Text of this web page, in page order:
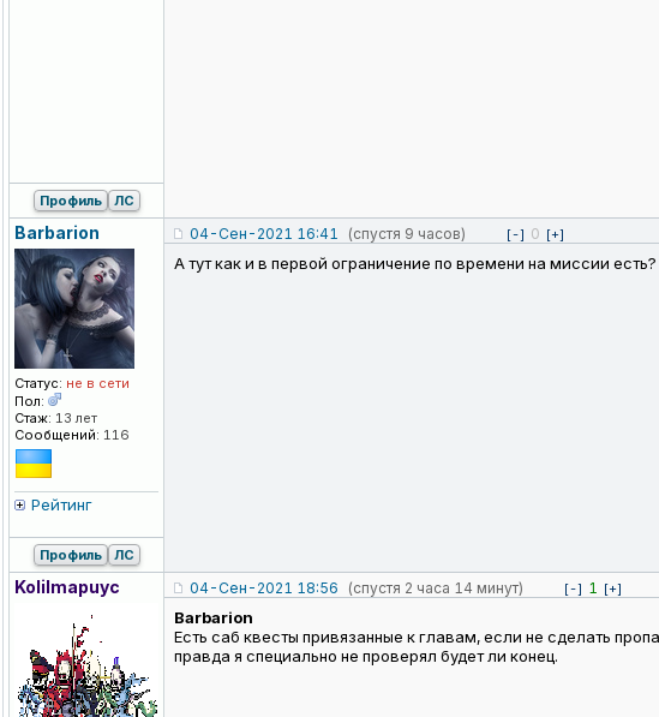
Профиль ЛС
Barbarion
Статус: не в сети
Пол:
Стаж: 13 лет
Сообщений: 116
Рейтинг
04-Сен-2021 16:41 (спустя 9 часов) [-] 0 [+]
А тут как и в первой ограничение по времени на миссии есть?
Профиль ЛС
KoIiImapuyc 04-Сен-2021 18:56 (спустя 2 часа 14 минут) [-] 1 [+]
Barbarion
Есть саб квесты привязанные к главам, если не сделать
правда я специально не проверял будет ли конец.